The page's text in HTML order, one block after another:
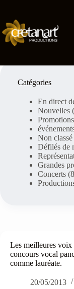
content
Les meilleures voix
concours vocal
comme lauréate.
20/05/2013
Catégories
En direct
Nouvelles
Promotions
Non classé
Défilés de
Grandes
Concerts